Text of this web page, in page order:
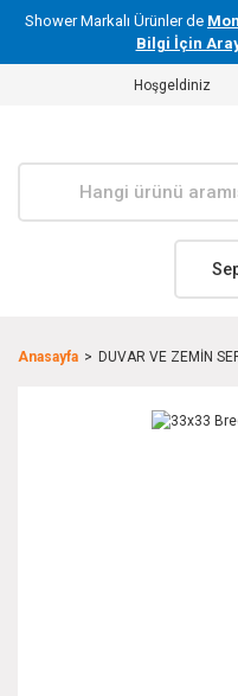
Shower Markalı Ürünler de
Bilgi İçin
Hoşgeldiniz
Anasayfa DUVAR VE ZEMİN